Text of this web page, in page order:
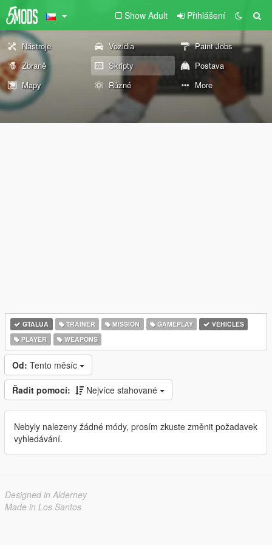
Show Adult Přihlášení
Nástroje Vozidla
Paint Jobs
Zbraně
Skripty
Postava
Mapy
Různé More
GTALUA TRAINER MISSION GAMEPLAY
VEHICLES
PLAYER
WEAPONS
Od: Tento měsíc
Řadit pomocí: Nejvíce stahované
Nebyly nalezeny žádné módy, prosím zkuste změnit požadavek
vyhledávání.
Designed in Alderney
Made in Los Santos